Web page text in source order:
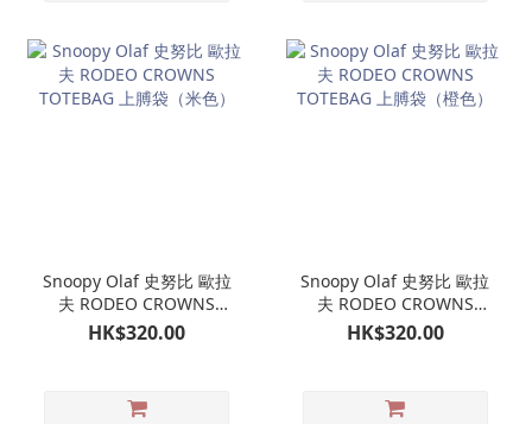
Snoopy Olaf 史努比 歐拉
夫 RODEO CROWNS
TOTEBAG 上膊袋（米
HK$320.00
Snoopy Olaf 史努比 歐拉
夫 RODEO CROWNS
TOTEBAG 上膊袋（橙
HK$320.00